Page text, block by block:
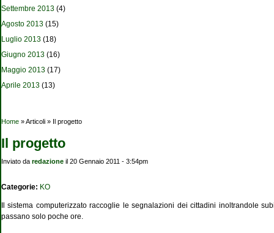
Settembre 2013 (4)
Agosto 2013 (15)
Luglio 2013 (18)
Giugno 2013 (16)
Maggio 2013 (17)
Aprile 2013 (13)
Tu sei qui
Home » Articoli » Il progetto
Il progetto
Inviato da redazione il 20 Gennaio 2011 - 3:54pm
Categorie: KO
Il sistema computerizzato raccoglie le segnalazioni dei cittadini inoltrandole
passano solo poche ore.